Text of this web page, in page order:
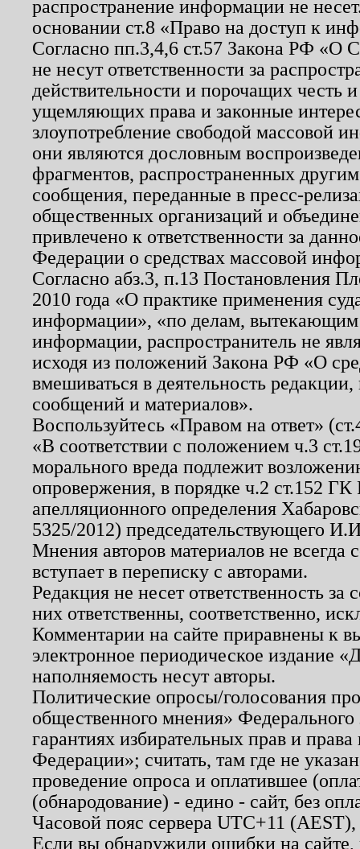
распространение информации не
основании ст.8 «Право на доступ к
Согласно пп.3,4,6 ст.57 Закона РФ «О
не несут ответственности за
действительности и порочащих честь
ущемляющих права и законные
злоупотребление свободой массовой
они являются дословным
фрагментов, распространенных
сообщения, переданные в пресс-
общественных организаций и
привлечено к ответственности за
Федерации о средствах массовой
Согласно абз.3, п.13 Постановления
2010 года «О практике применения
информации», «по делам, вытекающим
информации, распространитель не
исходя из положений Закона РФ «О
вмешиваться в деятельность
сообщений и материалов».
Воспользуйтесь «Правом на ответ»
«В соответствии с положением ч.3
морального вреда подлежит
опровержения, в порядке ч.2 ст.152
апелляционного определения
5325/2012) председательствующего
Мнения авторов материалов не
вступает в переписку с авторами.
Редакция не несет ответственность
них ответственны, соответственно,
Комментарии на сайте приравнены к
электронное периодическое издание
наполняемость несут авторы.
Политические опросы/голосования
общественного мнения»
гарантиях избирательных прав и
Федерации»; считать, там где не
проведение опроса и оплатившее
(обнародование) - едино - сайт, без
Часовой пояс сервера UTC+11
Если вы обнаружили ошибки на